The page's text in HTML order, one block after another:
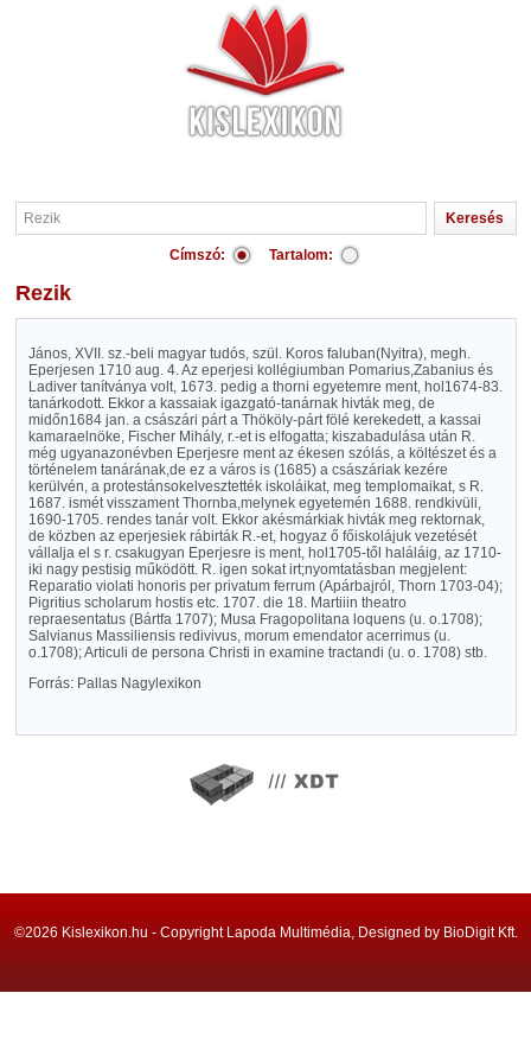
Címszó: Tartalom:
Rezik
János, XVII. sz.-beli magyar tudós, szül. Koros faluban(Nyitra), megh.
Eperjesen 1710 aug. 4. Az eperjesi kollégiumban Pomarius,Zabanius és
Ladiver tanítványa volt, 1673. pedig a thorni egyetemre ment, hol1674-83.
tanárkodott. Ekkor a kassaiak igazgató-tanárnak hivták meg, de
midőn1684 jan. a császári párt a Thököly-párt fölé kerekedett, a kassai
kamaraelnöke, Fischer Mihály, r.-et is elfogatta; kiszabadulása után R.
még ugyanazonévben Eperjesre ment az ékesen szólás, a költészet és a
történelem tanárának,de ez a város is (1685) a császáriak kezére
kerülvén, a protestánsokelvesztették iskoláikat, meg templomaikat, s R.
1687. ismét visszament Thornba,melynek egyetemén 1688. rendkivüli,
1690-1705. rendes tanár volt. Ekkor akésmárkiak hivták meg rektornak,
de közben az eperjesiek rábirták R.-et, hogyaz ő főiskolájuk vezetését
vállalja el s r. csakugyan Eperjesre is ment, hol1705-től haláláig, az 1710-
iki nagy pestisig működött. R. igen sokat irt;nyomtatásban megjelent:
Reparatio violati honoris per privatum ferrum (Apárbajról, Thorn 1703-04);
Pigritius scholarum hostis etc. 1707. die 18. Martiiin theatro
repraesentatus (Bártfa 1707); Musa Fragopolitana loquens (u. o.1708);
Salvianus Massiliensis redivivus, morum emendator acerrimus (u.
o.1708); Articuli de persona Christi in examine tractandi (u. o. 1708) stb.
Forrás: Pallas Nagylexikon
©2026 Kislexikon.hu - Copyright Lapoda Multimédia, Designed by BioDigit Kft.